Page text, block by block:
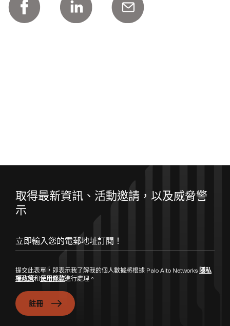
取得最新資訊、活動邀請，以及威脅警
示
提交此表單，即表示我了解我的個人數據將根據 Palo Alto Networks 隱私
權政策和使用條款進行處理。
註冊